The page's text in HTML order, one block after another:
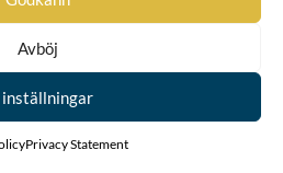
Avböj
inställningar
Privacy Statement